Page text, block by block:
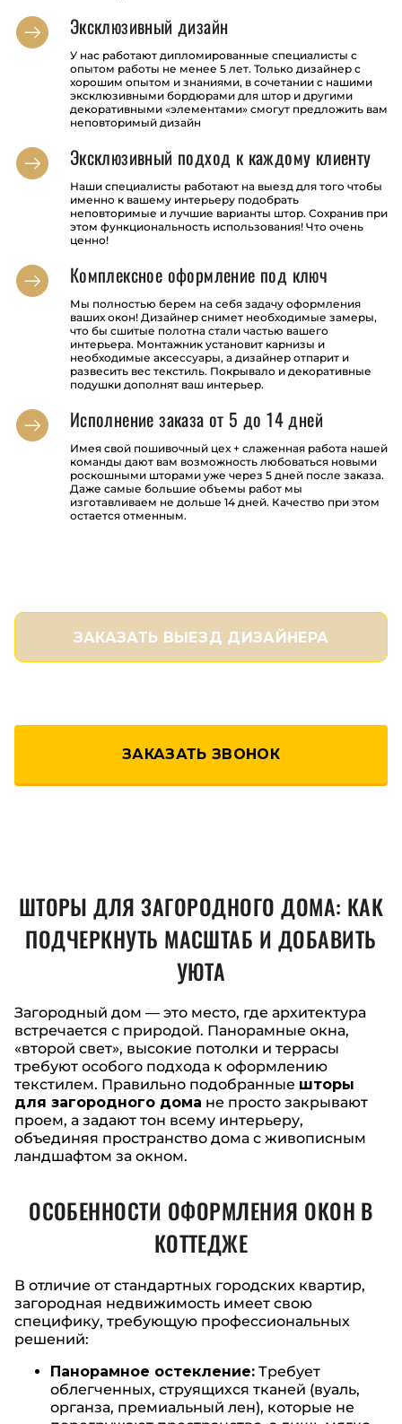
Эксклюзивный дизайн
У нас работают дипломированные специалисты с
опытом работы не менее 5 лет. Только дизайнер с
хорошим опытом и знаниями, в сочетании с нашими
эксклюзивными бордюрами для штор и другими
декоративными «элементами» смогут предложить вам
неповторимый дизайн
Эксклюзивный подход к каждому клиенту
Наши специалисты работают на выезд для того чтобы
именно к вашему интерьеру подобрать
неповторимые и лучшие варианты штор. Сохранив при
этом функциональность использования! Что очень
ценно!
Комплексное оформление под ключ
Мы полностью берем на себя задачу оформления
ваших окон! Дизайнер снимет необходимые замеры,
что бы сшитые полотна стали частью вашего
интерьера. Монтажник установит карнизы и
необходимые аксессуары, а дизайнер отпарит и
развесить вес текстиль. Покрывало и декоративные
подушки дополнят ваш интерьер.
Исполнение заказа от 5 до 14 дней
Имея свой пошивочный цех + слаженная работа нашей
команды дают вам возможность любоваться новыми
роскошными шторами уже через 5 дней после заказа.
Даже самые большие объемы работ мы
изготавливаем не дольше 14 дней. Качество при этом
остается отменным.
ЗАКАЗАТЬ ВЫЕЗД ДИЗАЙНЕРА
ЗАКАЗАТЬ ЗВОНОК
ШТОРЫ ДЛЯ ЗАГОРОДНОГО ДОМА: КАК
ПОДЧЕРКНУТЬ МАСШТАБ И ДОБАВИТЬ
УЮТА
Загородный дом — это место, где архитектура
встречается с природой. Панорамные окна,
«второй свет», высокие потолки и террасы
требуют особого подхода к оформлению
текстилем. Правильно подобранные шторы
для загородного дома не просто закрывают
проем, а задают тон всему интерьеру,
объединяя пространство дома с живописным
ландшафтом за окном.
ОСОБЕННОСТИ ОФОРМЛЕНИЯ ОКОН В
КОТТЕДЖЕ
В отличие от стандартных городских квартир,
загородная недвижимость имеет свою
специфику, требующую профессиональных
решений:
Панорамное остекление: Требует
облегченных, струящихся тканей (вуаль,
органза, премиальный лен), которые не